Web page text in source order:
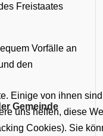
Freistaates
Vorfälle an
den
Gemeinde
Einige von ihnen
uns helfen, diese
Cookies). Sie